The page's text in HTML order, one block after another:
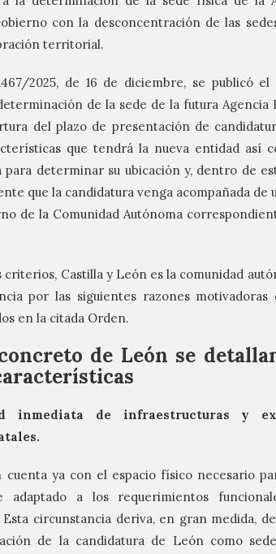
con la desconcentración de las
territorial.
2025, de 16 de diciembre, se publicó
de la sede de la futura Agencia
del plazo de presentación de
que tendrá la nueva entidad así
determinar su ubicación y, dentro de
que la candidatura venga acompañada
de la Comunidad Autónoma
criterios, Castilla y León es la comunidad
por las siguientes razones
en la citada Orden.
de León se
inmediata de infraestructuras y
cuenta ya con el espacio físico necesario
adaptado a los requerimientos
circunstancia deriva, en gran medida,
de la candidatura de León como